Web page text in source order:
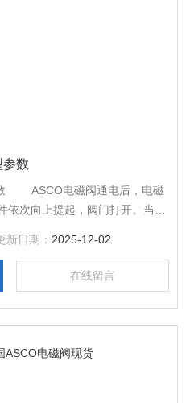
数
数 ASCO电磁阀通电后，电磁
次向上提起，阀门打开。当入
利用压差把主阀向上推开；断电
力推动关闭件，向下移动，使阀
新日期： 2025-12-02
在线留言